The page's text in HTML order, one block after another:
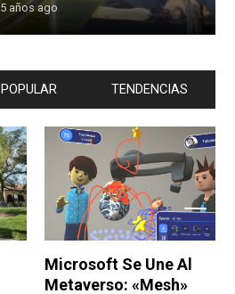
5 años ago
POPULAR TENDENCIAS
Microsoft Se Une Al
Metaverso: «Mesh»